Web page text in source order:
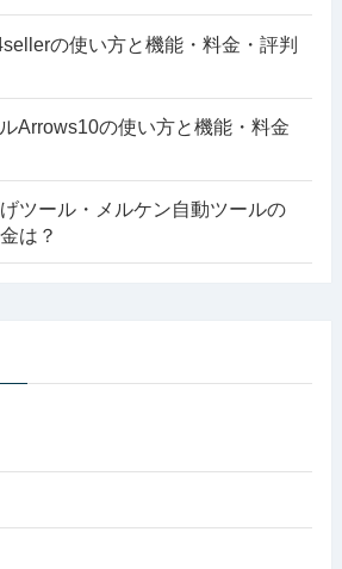
の使い方と機能・料金・評判
Arrows10の使い方と機能・料金
ツール・メルケン自動ツールの
は？